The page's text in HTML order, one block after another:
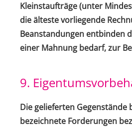
Kleinstaufträge (unter
die älteste vorliegende
Beanstandungen entbinden
einer Mahnung bedarf, zur
9.
Die gelieferten
bezeichnete Forderungen